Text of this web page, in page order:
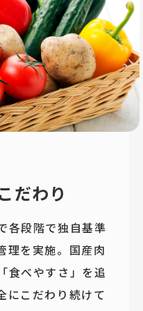
だわり
各段階で独自基準
理を実施。国産肉
食べやすさ」を追
にこだわり続けて